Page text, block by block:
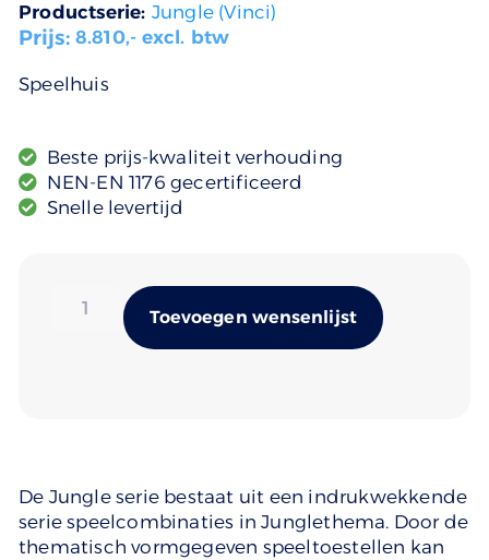
Productserie: Jungle (Vinci)
Prijs:8.810,- excl. btw
Speelhuis
Beste prijs-kwaliteit verhouding
NEN-EN 1176 gecertificeerd
Snelle levertijd
Toevoegen wensenlijst
De Jungle serie bestaat uit een indrukwekkende
serie speelcombinaties in Junglethema. Door de
thematisch vormgegeven speeltoestellen kan